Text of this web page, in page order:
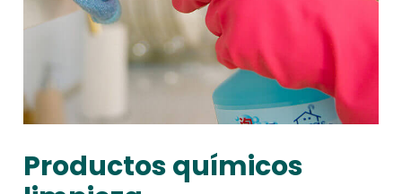
Productos químicos